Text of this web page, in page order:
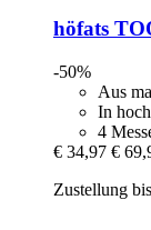
höfats
-50%
Aus
In
4
€ 34,97 €
Zustellung